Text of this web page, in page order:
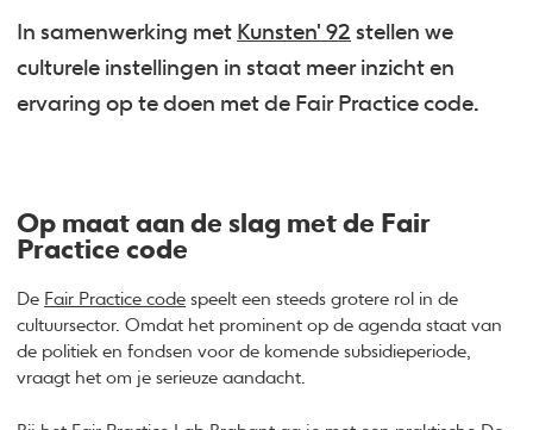
In samenwerking met Kunsten' 92 stellen we
culturele instellingen in staat meer inzicht en
ervaring op te doen met de Fair Practice code.
Op maat aan de slag met de Fair
Practice code
De Fair Practice code speelt een steeds grotere rol in de
cultuursector. Omdat het prominent op de agenda staat van
de politiek en fondsen voor de komende subsidieperiode,
vraagt het om je serieuze aandacht.